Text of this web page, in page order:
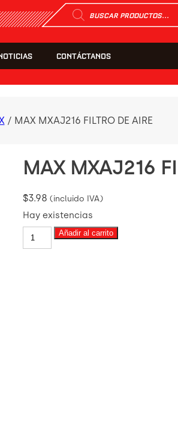
Búsqueda
de
productos
CONTÁCTANOS
/ MAX MXAJ216 FILTRO DE AIRE
MAX MXAJ216
$3.98 (incluido IVA)
Hay existencias
MXAJ216
Añadir al carrito